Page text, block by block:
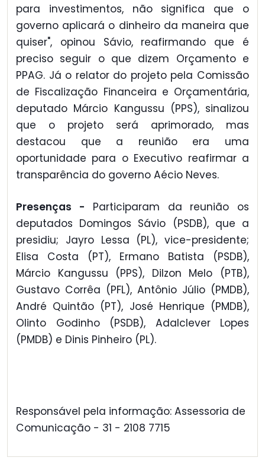
para investimentos, não significa que o
governo aplicará o dinheiro da maneira que
quiser", opinou Sávio, reafirmando que é
preciso seguir o que dizem Orçamento e
PPAG. Já o relator do projeto pela Comissão
de Fiscalização Financeira e Orçamentária,
deputado Márcio Kangussu (PPS), sinalizou
que o projeto será aprimorado, mas
destacou que a reunião era uma
oportunidade para o Executivo reafirmar a
transparência do governo Aécio Neves.
Presenças - Participaram da reunião os
deputados Domingos Sávio (PSDB), que a
presidiu; Jayro Lessa (PL), vice-presidente;
Elisa Costa (PT), Ermano Batista (PSDB),
Márcio Kangussu (PPS), Dilzon Melo (PTB),
Gustavo Corrêa (PFL), Antônio Júlio (PMDB),
André Quintão (PT), José Henrique (PMDB),
Olinto Godinho (PSDB), Adalclever Lopes
(PMDB) e Dinis Pinheiro (PL).
Responsável pela informação: Assessoria de
Comunicação - 31 - 2108 7715